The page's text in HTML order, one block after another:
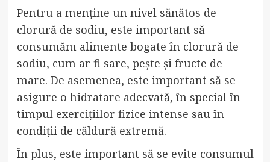
Pentru a menține un nivel sănătos de
clorură de sodiu, este important să
consumăm alimente bogate în clorură de
sodiu, cum ar fi sare, pește și fructe de
mare. De asemenea, este important să se
asigure o hidratare adecvată, în special în
timpul exercițiilor fizice intense sau în
condiții de căldură extremă.
În plus, este important să se evite consumul